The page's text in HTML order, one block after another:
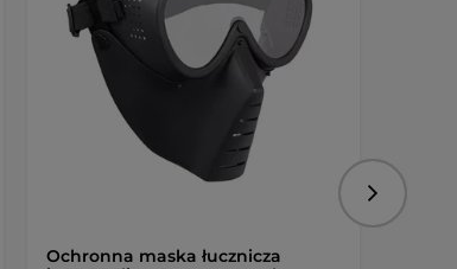
Ochronna maska łucznicza
Następny